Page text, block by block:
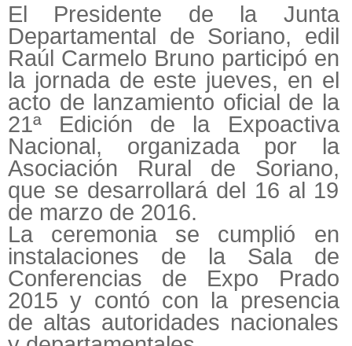
El Presidente de la Junta
Departamental de Soriano, edil
Raúl Carmelo Bruno participó en
la jornada de este jueves, en el
acto de lanzamiento oficial de la
21ª Edición de la Expoactiva
Nacional, organizada por la
Asociación Rural de Soriano,
que se desarrollará del 16 al 19
de marzo de 2016.
La ceremonia se cumplió en
instalaciones de la Sala de
Conferencias de Expo Prado
2015 y contó con la presencia
de altas autoridades nacionales